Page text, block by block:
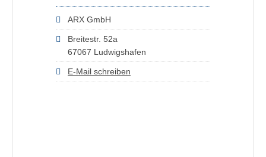
ARX GmbH
Breitestr. 52a
67067 Ludwigshafen
E-Mail schreiben